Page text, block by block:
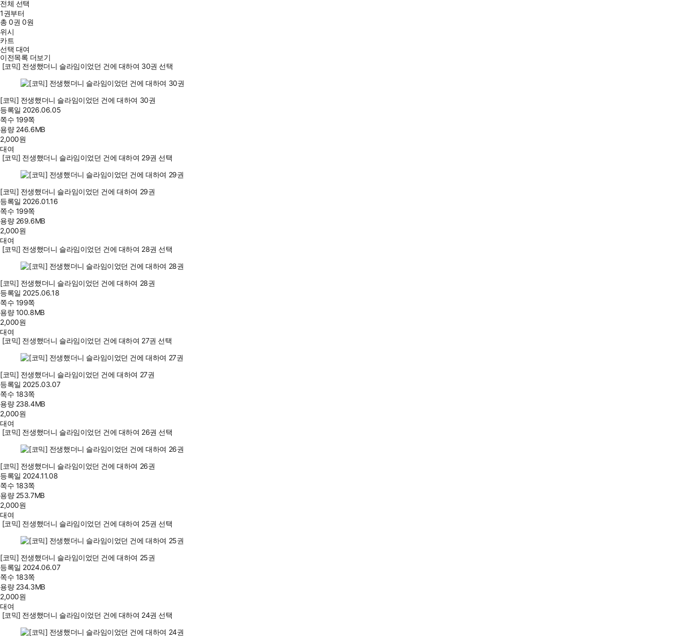
전체 선택
1권부터
총0권 0원
위시
카트
선택 대여
이전목록 더보기
[코믹] 전생했더니 슬라임이었던 건에 대하여 30권 선택
[코믹] 전생했더니 슬라임이었던 건에 대하여 30권
등록일 2026.06.05
쪽수 199쪽
용량 246.6MB
2,000원
대여
[코믹] 전생했더니 슬라임이었던 건에 대하여 29권 선택
[코믹] 전생했더니 슬라임이었던 건에 대하여 29권
등록일 2026.01.16
쪽수 199쪽
용량 269.6MB
2,000원
대여
[코믹] 전생했더니 슬라임이었던 건에 대하여 28권 선택
[코믹] 전생했더니 슬라임이었던 건에 대하여 28권
등록일 2025.06.18
쪽수 199쪽
용량100.8MB
2,000원
대여
[코믹] 전생했더니 슬라임이었던 건에 대하여 27권 선택
[코믹] 전생했더니 슬라임이었던 건에 대하여 27권
등록일 2025.03.07
쪽수 183쪽
용량 238.4MB
2,000원
대여
[코믹] 전생했더니 슬라임이었던 건에 대하여 26권 선택
[코믹] 전생했더니 슬라임이었던 건에 대하여 26권
등록일 2024.11.08
쪽수 183쪽
용량 253.7MB
2,000원
대여
[코믹] 전생했더니 슬라임이었던 건에 대하여 25권 선택
[코믹] 전생했더니 슬라임이었던 건에 대하여 25권
등록일 2024.06.07
쪽수 183쪽
용량 234.3MB
2,000원
대여
[코믹] 전생했더니 슬라임이었던 건에 대하여 24권 선택